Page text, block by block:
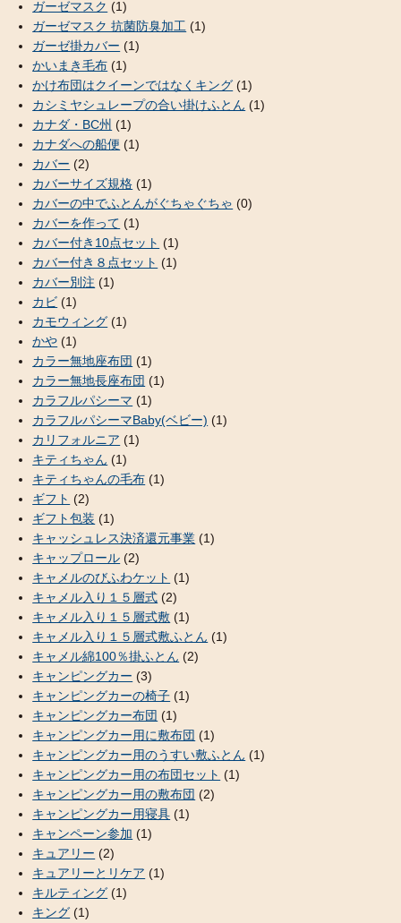
ガーゼマスク (1)
ガーゼマスク 抗菌防臭加工 (1)
ガーゼ掛カバー (1)
かいまき毛布 (1)
かけ布団はクイーンではなくキング (1)
カシミヤシュレープの合い掛けふとん (1)
カナダ・BC州 (1)
カナダへの船便 (1)
カバー (2)
カバーサイズ規格 (1)
カバーの中でふとんがぐちゃぐちゃ (0)
カバーを作って (1)
カバー付き10点セット (1)
カバー付き８点セット (1)
カバー別注 (1)
カビ (1)
カモウィング (1)
かや (1)
カラー無地座布団 (1)
カラー無地長座布団 (1)
カラフルパシーマ (1)
カラフルパシーマBaby(ベビー) (1)
カリフォルニア (1)
キティちゃん (1)
キティちゃんの毛布 (1)
ギフト (2)
ギフト包装 (1)
キャッシュレス決済還元事業 (1)
キャップロール (2)
キャメルのびふわケット (1)
キャメル入り１５層式 (2)
キャメル入り１５層式敷 (1)
キャメル入り１５層式敷ふとん (1)
キャメル綿100％掛ふとん (2)
キャンピングカー (3)
キャンピングカーの椅子 (1)
キャンピングカー布団 (1)
キャンピングカー用に敷布団 (1)
キャンピングカー用のうすい敷ふとん (1)
キャンピングカー用の布団セット (1)
キャンピングカー用の敷布団 (2)
キャンピングカー用寝具 (1)
キャンペーン参加 (1)
キュアリー (2)
キュアリーとリケア (1)
キルティング (1)
キング (1)